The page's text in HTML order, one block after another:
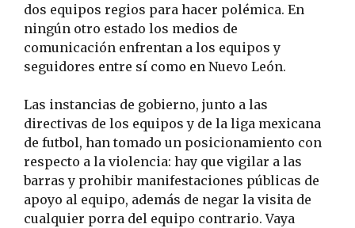
dos equipos regios para hacer polémica. En
ningún otro estado los medios de
comunicación enfrentan a los equipos y
seguidores entre sí como en Nuevo León.
Las instancias de gobierno, junto a las
directivas de los equipos y de la liga mexicana
de futbol, han tomado un posicionamiento con
respecto a la violencia: hay que vigilar a las
barras y prohibir manifestaciones públicas de
apoyo al equipo, además de negar la visita de
cualquier porra del equipo contrario. Vaya